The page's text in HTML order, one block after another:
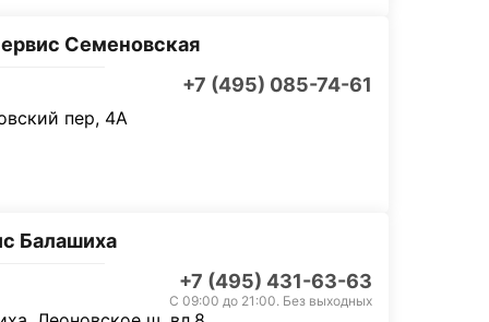
Семеновская
+7 (495) 085-74-61
пер, 4А
Балашиха
+7 (495) 431-63-63
С 09:00 до 21:00. Без выходных